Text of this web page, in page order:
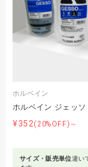
ホルベイン
ホルベイン ジェッソ
¥352(20%OFF)～
サイズ・販売単位違い